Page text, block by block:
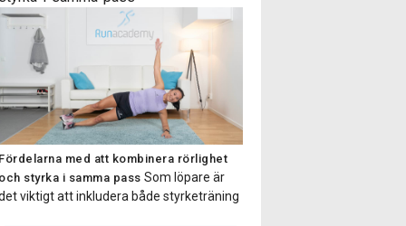
därför oxå mer energi. Se till […]
Fördelarna med att kombinera rörlighet
och styrka i samma pass Som löpare är
viktigt att inkludera både styrketräning